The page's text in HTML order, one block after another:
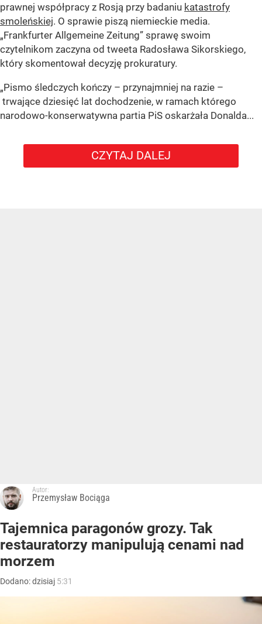
prawnej współpracy z Rosją przy badaniu katastrofy
smoleńskiej. O sprawie piszą niemieckie media.
„Frankfurter Allgemeine Zeitung” sprawę swoim
czytelnikom zaczyna od tweeta Radosława Sikorskiego,
który skomentował decyzję prokuratury.
„Pismo śledczych kończy – przynajmniej na razie –
trwające dziesięć lat dochodzenie, w ramach którego
narodowo-konserwatywna partia PiS oskarżała Donalda...
CZYTAJ DALEJ
Autor:
Przemysław Bociąga
Tajemnica paragonów grozy. Tak
restauratorzy manipulują cenami nad
morzem
Dodano:dzisiaj 5:31